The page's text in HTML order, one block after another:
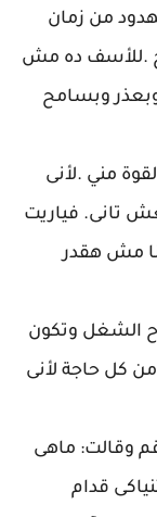
من زمان
.للأسف ده مش
وبسامح
مني .لأنى
تانى. فياريت
مش هقدر
الشغل وتكون
كل حاجة لأنى
وقالت: ماهى
قدام